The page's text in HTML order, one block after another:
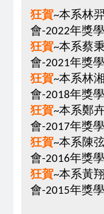
狂賀~本系林
會-2022年獎學
狂賀~本系蔡
會-2021年獎學
狂賀~本系林
會-2018年獎學
狂賀~本系鄭
會-2017年獎學
狂賀~本系陳
會-2016年獎學
狂賀~本系黃
會-2015年獎學